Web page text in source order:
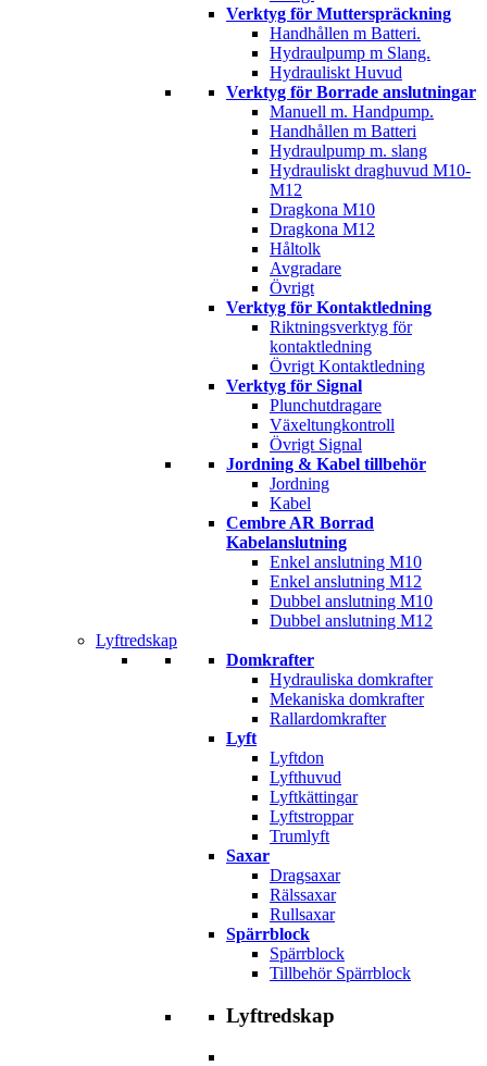
Verktyg för Mutterspräckning
Handhållen m Batteri.
Hydraulpump m Slang.
Hydrauliskt Huvud
Verktyg för Borrade anslutningar
Manuell m. Handpump.
Handhållen m Batteri
Hydraulpump m. slang
Hydrauliskt draghuvud M10-
M12
Dragkona M10
Dragkona M12
Håltolk
Avgradare
Övrigt
Verktyg för Kontaktledning
Riktningsverktyg för
kontaktledning
Övrigt Kontaktledning
Verktyg för Signal
Plunchutdragare
Växeltungkontroll
Övrigt Signal
Jordning & Kabel tillbehör
Jordning
Kabel
Cembre AR Borrad
Kabelanslutning
Enkel anslutning M10
Enkel anslutning M12
Dubbel anslutning M10
Dubbel anslutning M12
Lyftredskap
Domkrafter
Hydrauliska domkrafter
Mekaniska domkrafter
Rallardomkrafter
Lyft
Lyftdon
Lyfthuvud
Lyftkättingar
Lyftstroppar
Trumlyft
Saxar
Dragsaxar
Rälssaxar
Rullsaxar
Spärrblock
Spärrblock
Tillbehör Spärrblock
Lyftredskap